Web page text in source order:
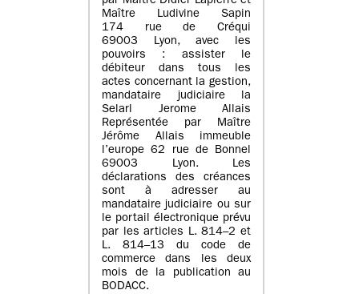
Maître Ludivine Sapin
174 rue de Créqui
69003 Lyon, avec les
pouvoirs : assister le
débiteur dans tous les
actes concernant la gestion,
mandataire judiciaire la
Selarl Jerome Allais
Représentée par Maître
Jérôme Allais immeuble
l’europe 62 rue de Bonnel
69003 Lyon. Les
déclarations des créances
sont à adresser au
mandataire judiciaire ou sur
le portail électronique prévu
par les articles L. 814–2 et
L. 814–13 du code de
commerce dans les deux
mois de la publication au
BODACC.